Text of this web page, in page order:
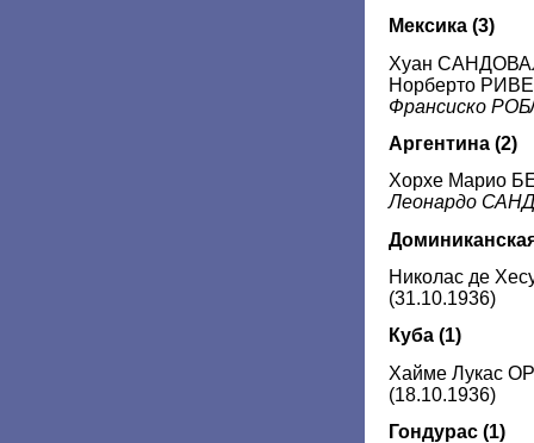
Мексика (3)
Хуан
Норберто
Франсиско
Аргентина (2)
Хорхе Марио
Леонардо
Николас де
(31.10.1936)
Куба (1)
Хайме Лукас
(18.10.1936)
Гондурас (1)